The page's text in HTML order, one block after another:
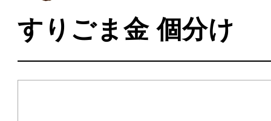
すりごま金 個分け